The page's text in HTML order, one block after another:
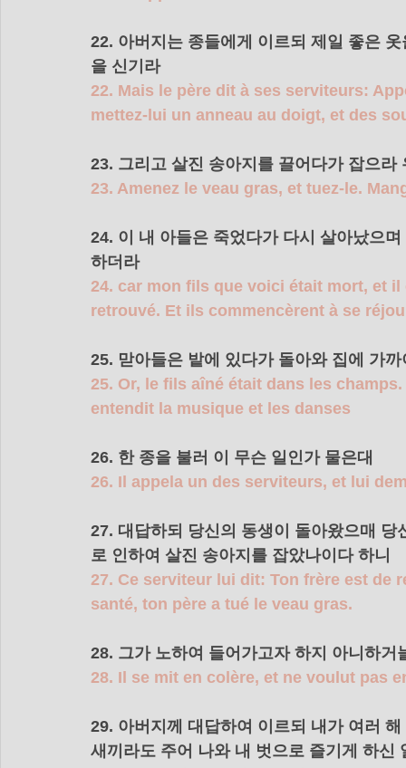
22. 아버지는 종들에게 이르되 제일 좋은
을 신기라
22. Mais le père dit à ses serviteurs:
mettez-lui un anneau au doigt, et des
23. 그리고 살진 송아지를 끌어다가 잡으
23. Amenez le veau gras, et tuez-le.
24. 이 내 아들은 죽었다가 다시 살아났으
하더라
24. car mon fils que voici était mort, et
retrouvé. Et ils commencèrent à se
25. 맏아들은 밭에 있다가 돌아와 집에 가
25. Or, le fils aîné était dans les
entendit la musique et les danses
26. 한 종을 불러 이 무슨 일인가 물은대
26. Il appela un des serviteurs, et lui
27. 대답하되 당신의 동생이 돌아왔으매
로 인하여 살진 송아지를 잡았나이다 하니
27. Ce serviteur lui dit: Ton frère est de
santé, ton père a tué le veau gras.
28. 그가 노하여 들어가고자 하지 아니하
28. Il se mit en colère, et ne voulut pas
29. 아버지께 대답하여 이르되 내가 여러
새끼라도 주어 나와 내 벗으로 즐기게 하신